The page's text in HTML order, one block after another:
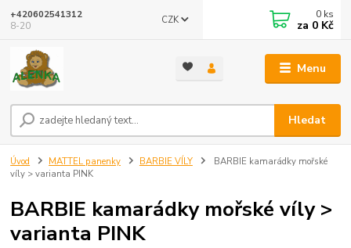
Menu
CZK
Hledat
+420602541312
8-20
0 ks
za 0 Kč
Úvod MATTEL panenky BARBIE VÍLY
BARBIE kamarádky mořské
víly > varianta PINK
BARBIE kamarádky mořské víly >
varianta PINK